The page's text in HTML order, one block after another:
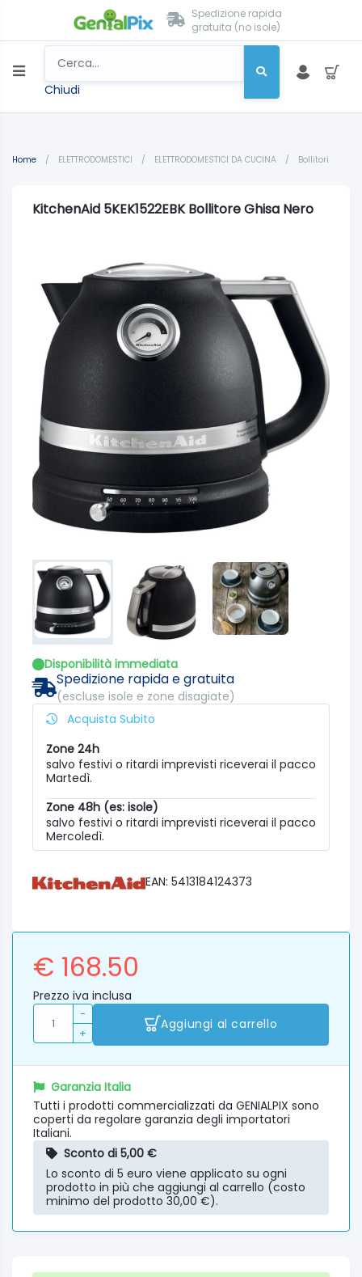
Spedizione rapida
gratuita (no isole)
Chiudi
Home / ELETTRODOMESTICI / ELETTRODOMESTICI DA CUCINA / Bollitori
KitchenAid 5KEK1522EBK Bollitore Ghisa Nero
Disponibilità immediata
Spedizione rapida e gratuita
(escluse isole e zone disagiate)
Acquista Subito
Zone 24h
salvo festivi o ritardi imprevisti riceverai il pacco
Martedì.
Zone 48h (es: isole)
salvo festivi o ritardi imprevisti riceverai il pacco
Mercoledì.
EAN: 5413184124373
€ 168.50
Prezzo iva inclusa
-
+
Aggiungi al carrello
Garanzia Italia
Tutti i prodotti commercializzati da GENIALPIX sono
coperti da regolare garanzia degli importatori
Italiani.
Sconto di 5,00 €
Lo sconto di 5 euro viene applicato su ogni
prodotto in più che aggiungi al carrello (costo
minimo del prodotto 30,00 €).